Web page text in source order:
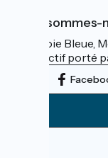
Qui sommes-
La Voie Bleue,
collectif porté